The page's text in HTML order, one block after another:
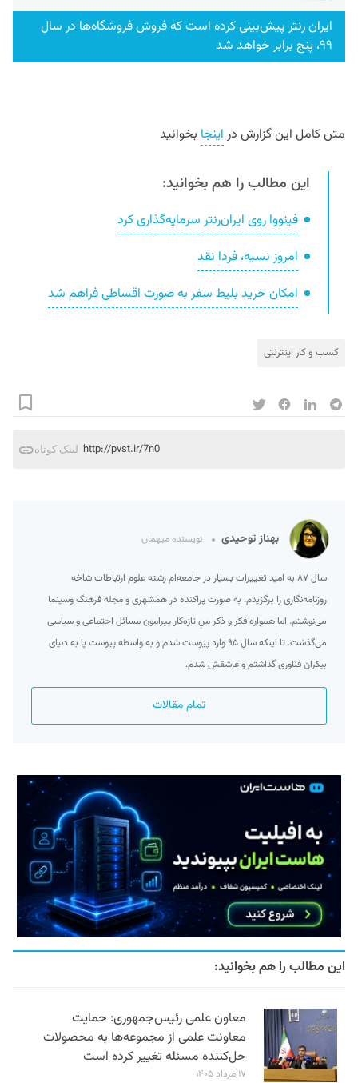
ایران‌ رنتر پیش‌بینی کرده است که فروش فروشگاه‌ها در سال
۹۹، پنج برابر خواهد شد
متن کامل این گزارش در اینجا بخوانید
این مطالب را هم بخوانید:
فینووا روی ایران‌رنتر سرمایه‌گذاری کرد
امروز نسیه، فردا نقد
امکان خرید بلیط سفر به صورت اقساطی فراهم شد
کسب و کار اینترنتی
لینک کوتاه http://pvst.ir/7n0
بهناز توحیدی نویسنده میهمان
سال ۸۷ به امید تغییرات بسیار در جامعه‌ام رشته علوم ارتباطات شاخه
روزنامه‌نگاری را برگزیدم. به صورت پراکنده در همشهری و مجله فرهنگ وسینما
می‌نوشتم. اما همواره فکر و ذکر منِ تازه‌کار پیرامون مسائل اجتماعی و سیاسی
می‌گذشت. تا اینکه سال ۹۵ وارد پیوست شدم و به واسطه پیوست پا به دنیای
بیکران فناوری گذاشتم و عاشقش شدم.
تمام مقالات
این مطالب را هم بخوانید:
معاون علمی رئیس‌جمهوری: حمایت
معاونت علمی از مجموعه‌ها به محصولات
حل‌کننده مسئله تغییر کرده است
۱۷ مرداد ۱۴۰۵